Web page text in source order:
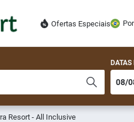
Ofertas Especiais
Resort - All Inclusive